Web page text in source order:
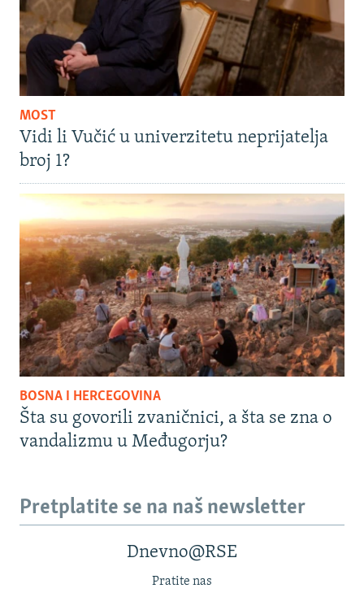
MOST
Vidi li Vučić u univerzitetu neprijatelja
broj 1?
BOSNA I HERCEGOVINA
Šta su govorili zvaničnici, a šta se zna o
vandalizmu u Međugorju?
Pretplatite se na naš newsletter
Dnevno@RSE
Pratite nas